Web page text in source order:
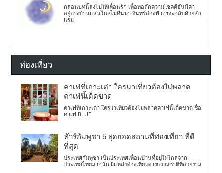
กลอนบทนี้ส่งไปให้เพื่อนรัก เพื่อทอถักความโชคดีอันมีค่า
อยู่ต่างบ้านแสนไกลไม่คืนมา จันทร์ส่องฟ้าฤาจะกลับด้วยลับ
แรม
ท่องเที่ยว
คาเฟ่ที่เกาะเต่า ใครมาเที่ยวต้องไม่พลาด
คาเฟ่นี้เด็ดขาด
คาเฟ่ที่เกาะเต่า ใครมาเที่ยวต้องไม่พลาดคาเฟ่นี้เด็ดขาด ชื่อ
คาเฟ่ BLUE
ทัวร์กัมพูชา 5 สุดยอดสถานที่ท่องเที่ยว ที่ดี
ที่สุด
ประเทศกัมพูชา เป็นประเทศเพื่อนบ้านที่อยู่ไม่ไกลจาก
ประเทศไทยมากนัก มีแหล่งท่องเที่ยวทางธรรมชาติที่สวยงาม